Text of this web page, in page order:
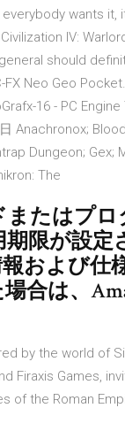
wants it,
IV:
should
FX Neo Geo
16 - PC Engine
Anachronox;
Dungeon; Gex;
The
たはプロ
限が設定
および仕
合は、
by the world of
Firaxis Games,
of the Roman